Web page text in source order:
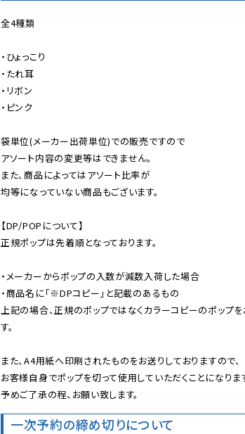
全4種類
・ひょっこり
・たれ耳
・リボン
・ピンク
袋単位(メーカー出荷単位)での販売ですので
アソート内容の変更等はできません。
また、商品によってはアソート比率が
均等になっていない商品もございます。
【DP/POPについて】
正規ポップは先着順となっております。
・メーカーからポップの入数が減数入荷した場合
・商品名に「※DPコピー」と記載のあるもの
上記の場合、正規のポップではなくカラーコピーのポップを
す。
また、A4用紙へ印刷されたものをお送りしておりますので、
お客様自身でポップを切って使用していただくことになりま
予めご了承の程、お願い致します。
一次予約の締め切りについて